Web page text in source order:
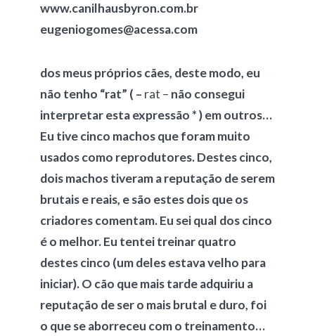
www.canilhausbyron.com.br
eugeniogomes@acessa.com
dos meus próprios cães, deste modo, eu
não tenho “rat” ( – rat – não consegui
interpretar esta expressão * )em outros…
Eu tive cinco machos que foram muito
usados como reprodutores. Destes cinco,
dois machos tiveram a reputação de serem
brutais e reais, e são estes dois que os
criadores comentam. Eu sei qual dos cinco
é o melhor. Eu tentei treinar quatro
destes cinco (um deles estava velho para
iniciar). O cão que mais tarde adquiriu a
reputação de ser o mais brutal e duro, foi
o que se aborreceu com o treinamento…